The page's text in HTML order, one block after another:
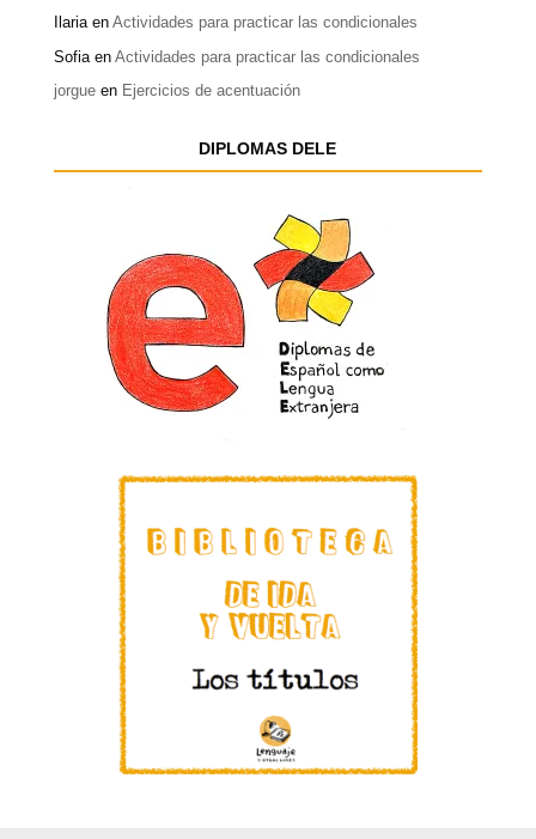
Ilariaen Actividades para practicar las condicionales
Sofiaen Actividades para practicar las condicionales
jorgueen Ejercicios de acentuación
DIPLOMAS DELE